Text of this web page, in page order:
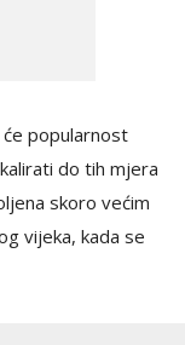
popularnost
do tih mjera
skoro većim
vijeka, kada se